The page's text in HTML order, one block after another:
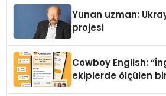
Yunan uzman:
projesi
Cowboy English:
ekiplerde ölçülen